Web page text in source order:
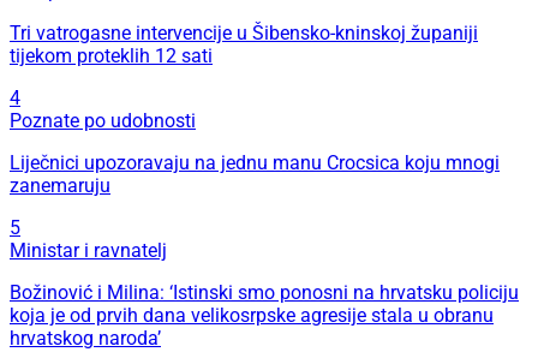
Tri vatrogasne intervencije u Šibensko-kninskoj županiji
tijekom proteklih 12 sati
4
Poznate po udobnosti
Liječnici upozoravaju na jednu manu Crocsica koju mnogi
zanemaruju
5
Ministar i ravnatelj
Božinović i Milina: ‘Istinski smo ponosni na hrvatsku policiju
koja je od prvih dana velikosrpske agresije stala u obranu
hrvatskog naroda’